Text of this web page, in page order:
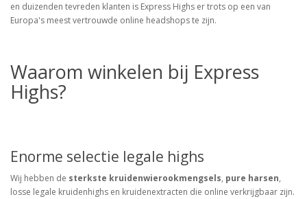
en duizenden tevreden klanten is Express Highs er trots op een van
Europa's meest vertrouwde online headshops te zijn.
Waarom winkelen bij Express
Highs?
Enorme selectie legale highs
Wij hebben de sterkste kruidenwierookmengsels, pure harsen,
losse legale kruidenhighs en kruidenextracten die online verkrijgbaar zijn.